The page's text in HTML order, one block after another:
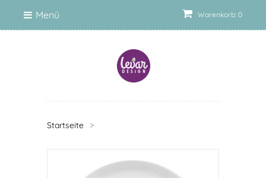
Warenkorb: 0
Menü
Startseite >